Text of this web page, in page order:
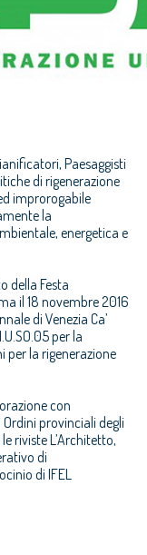
Paesaggisti
di rigenerazione
improrogabile
la
energetica e
della Festa
il 18 novembre 2016
di Venezia Ca’
per la
per la rigenerazione
con
Ordini provinciali degli
riviste L’Architetto,
di
di IFEL